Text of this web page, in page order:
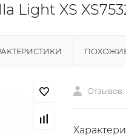
Light XS
Отзывов: